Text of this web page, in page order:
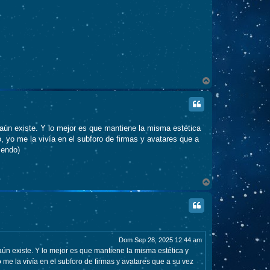
existe. Y lo mejor es que mantiene la misma estética
me la vivía en el subforo de firmas y avatares que a
A
a
Dom Sep 28, 2025 12:44 am
existe. Y lo mejor es que mantiene la misma estética y
la vivía en el subforo de firmas y avatares que a su vez